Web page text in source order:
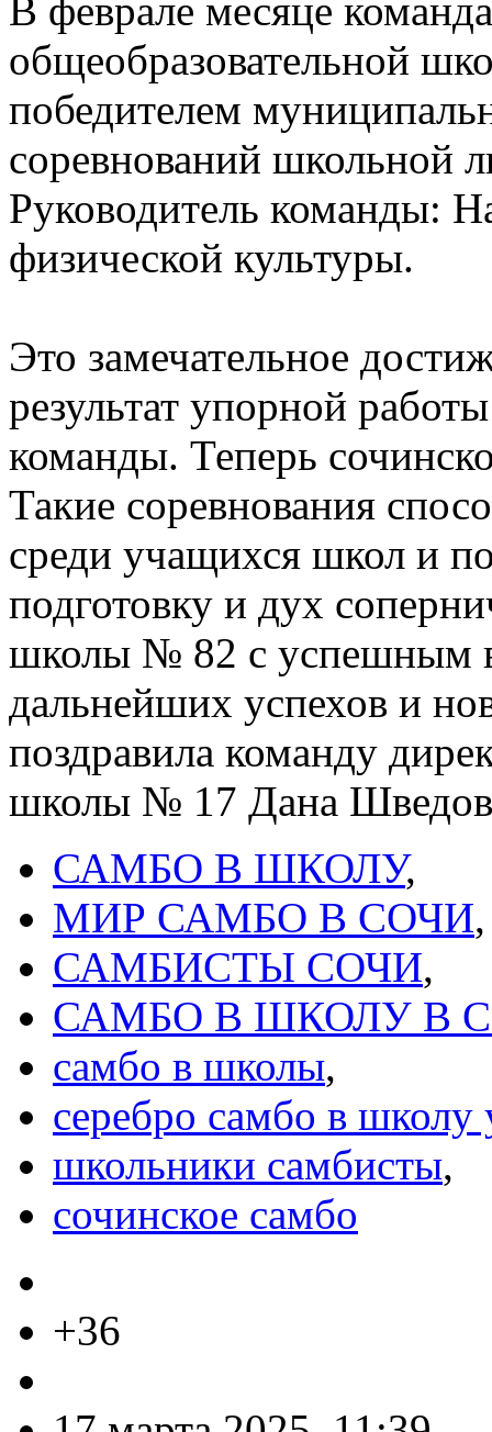
В феврале месяце
общеобразовательной
победителем
соревнований школьной
Руководитель команды:
физической культуры.
Это замечательное
результат упорной
команды. Теперь
Такие соревнования
среди учащихся школ и
подготовку и дух
школы № 82 с успешным
дальнейших успехов и
поздравила команду
школы № 17 Дана
САМБО В ШКОЛУ,
МИР САМБО В СОЧИ,
САМБИСТЫ СОЧИ,
САМБО В ШКОЛУ В
самбо в школы,
серебро самбо в школу
школьники самбисты,
сочинское самбо
+36